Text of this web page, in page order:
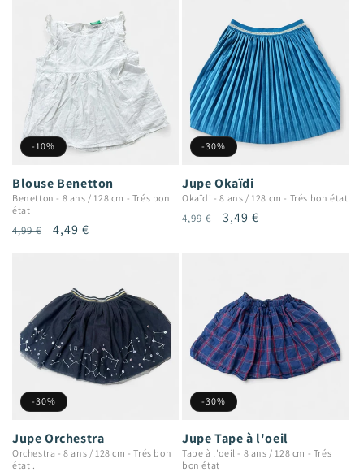
-10%
Blouse Benetton
Benetton - 8 ans / 128 cm - Trés bon
état
Prix
4,99 €
Prix
4,49 €
-30%
Jupe Okaïdi
Okaïdi -8 ans / 128 cm - Trés bon état
Prix
4,99 €
Prix
3,49 €
-30%
Jupe Orchestra
Orchestra -8 ans / 128 cm -Trés bon
état .
-30%
Jupe Tape à l'oeil
Tape à l'oeil - 8 ans / 128 cm - Trés
bon état